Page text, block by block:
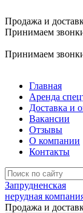
Продажа и
Принимаем
Принимаем
Главная
Аренда
Доставка и
Вакансии
Отзывы
О компании
Контакты
Запрудненская
нерудная
Продажа и